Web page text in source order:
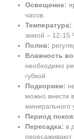
Освещение:
часов.
Температура:
зимой – 12-15
Полив:
Влажность
необходимо
губкой.
Подкормки:
можно внести
минерального
Период
Пересадка: в
пересаживают